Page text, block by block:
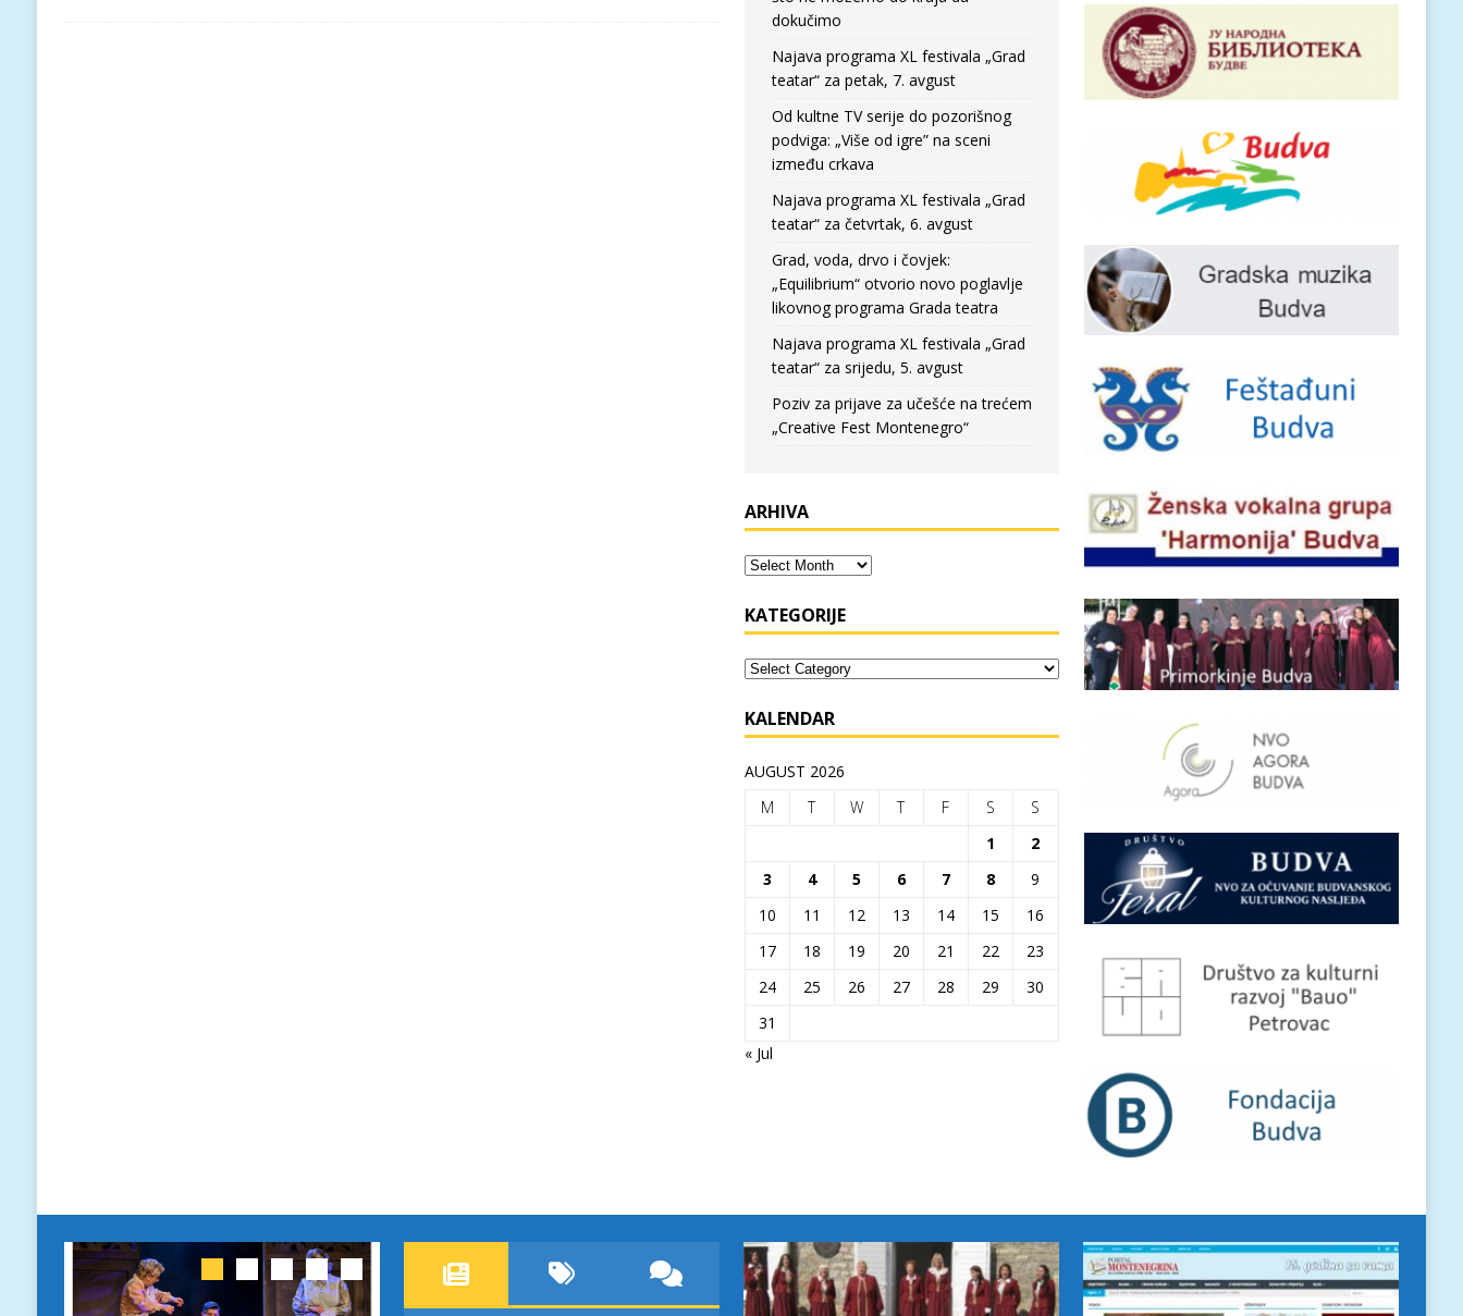
dokučimo
Najava programa XL festivala „Grad
teatar“ za petak, 7. avgust
Od kultne TV serije do pozorišnog
podviga: „Više od igre” na sceni
između crkava
Najava programa XL festivala „Grad
teatar“ za četvrtak, 6. avgust
Grad, voda, drvo i čovjek:
„Equilibrium“ otvorio novo poglavlje
likovnog programa Grada teatra
Najava programa XL festivala „Grad
teatar“ za srijedu, 5. avgust
Poziv za prijave za učešće na trećem
„Creative Fest Montenegro“
ARHIVA
KATEGORIJE
KALENDAR
AUGUST 2026
M
T W T F S
S
1
2
3
4 5 6 7 8
9
10
11 12 13 14 15
16
17
18 19 20 21 22
23
24
25 26 27 28 29
30
31
« Jul